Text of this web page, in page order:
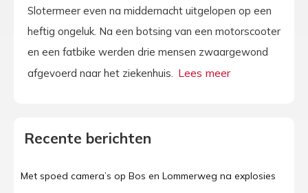
Slotermeer even na middernacht uitgelopen op een
heftig ongeluk. Na een botsing van een motorscooter
en een fatbike werden drie mensen zwaargewond
afgevoerd naar het ziekenhuis.
Recente berichten
Met spoed camera’s op Bos en Lommerweg na explosies